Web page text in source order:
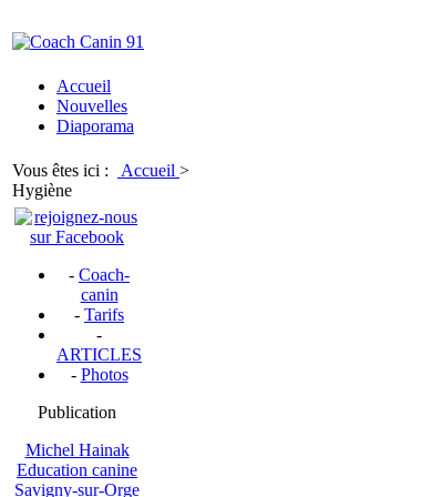
Accueil
Nouvelles
Diaporama
Vous êtes ici : Accueil >
Hygiène
- Coach-
canin
- Tarifs
-
ARTICLES
- Photos
Publication
Michel Hainak
Education canine
Savigny-sur-Orge